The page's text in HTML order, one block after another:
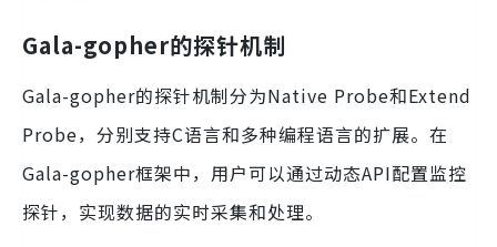
Gala-gopher的探针机制
Gala-gopher的探针机制分为Native Probe和Extend
Probe，分别支持C语言和多种编程语言的扩展。在
Gala-gopher框架中，用户可以通过动态API配置监控
探针，实现数据的实时采集和处理。